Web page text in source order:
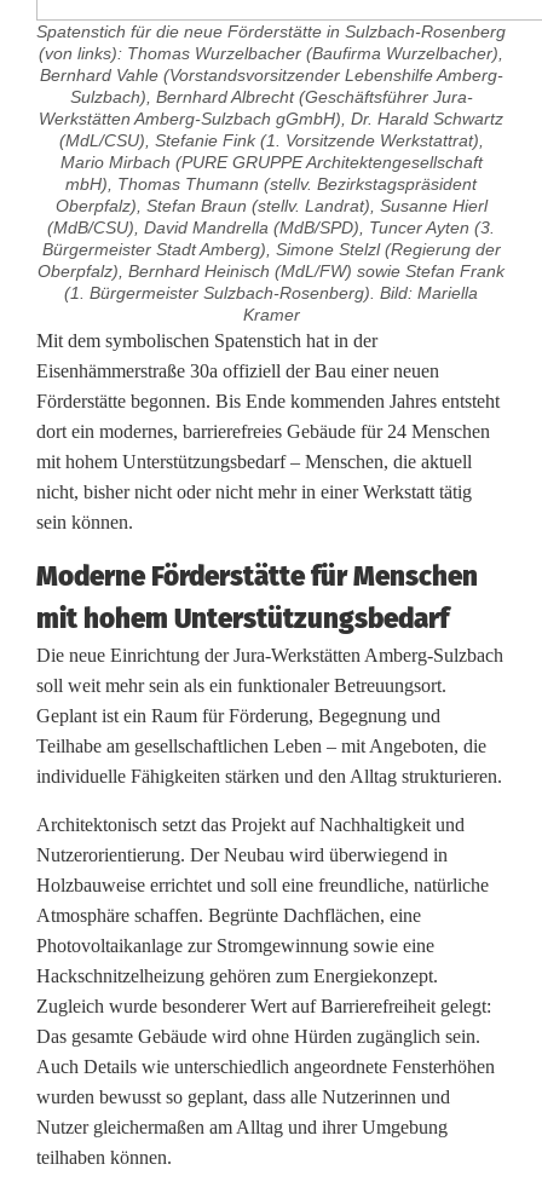
Spatenstich für die neue Förderstätte in Sulzbach-Rosenberg
(von links): Thomas Wurzelbacher (Baufirma Wurzelbacher),
Bernhard Vahle (Vorstandsvorsitzender Lebenshilfe Amberg-
Sulzbach), Bernhard Albrecht (Geschäftsführer Jura-
Werkstätten Amberg-Sulzbach gGmbH), Dr. Harald Schwartz
(MdL/CSU), Stefanie Fink (1. Vorsitzende Werkstattrat),
Mario Mirbach (PURE GRUPPE Architektengesellschaft
mbH), Thomas Thumann (stellv. Bezirkstagspräsident
Oberpfalz), Stefan Braun (stellv. Landrat), Susanne Hierl
(MdB/CSU), David Mandrella (MdB/SPD), Tuncer Ayten (3.
Bürgermeister Stadt Amberg), Simone Stelzl (Regierung der
Oberpfalz), Bernhard Heinisch (MdL/FW) sowie Stefan Frank
(1. Bürgermeister Sulzbach-Rosenberg). Bild: Mariella
Kramer
S
p
a
t
e
n
s
t
i
c
f
ü
r
n
e
u
e
F
Mit dem symbolischen Spatenstich hat in der
Eisenhämmerstraße 30a offiziell der Bau einer neuen
Förderstätte begonnen. Bis Ende kommenden Jahres entsteht
dort ein modernes, barrierefreies Gebäude für 24 Menschen
mit hohem Unterstützungsbedarf – Menschen, die aktuell
nicht, bisher nicht oder nicht mehr in einer Werkstatt tätig
sein können.
Moderne Förderstätte für Menschen
mit hohem Unterstützungsbedarf
Die neue Einrichtung der Jura-Werkstätten Amberg-Sulzbach
soll weit mehr sein als ein funktionaler Betreuungsort.
Geplant ist ein Raum für Förderung, Begegnung und
Teilhabe am gesellschaftlichen Leben – mit Angeboten, die
individuelle Fähigkeiten stärken und den Alltag strukturieren.
Architektonisch setzt das Projekt auf Nachhaltigkeit und
Nutzerorientierung. Der Neubau wird überwiegend in
Holzbauweise errichtet und soll eine freundliche, natürliche
Atmosphäre schaffen. Begrünte Dachflächen, eine
Photovoltaikanlage zur Stromgewinnung sowie eine
Hackschnitzelheizung gehören zum Energiekonzept.
Zugleich wurde besonderer Wert auf Barrierefreiheit gelegt:
Das gesamte Gebäude wird ohne Hürden zugänglich sein.
Auch Details wie unterschiedlich angeordnete Fensterhöhen
wurden bewusst so geplant, dass alle Nutzerinnen und
Nutzer gleichermaßen am Alltag und ihrer Umgebung
teilhaben können.